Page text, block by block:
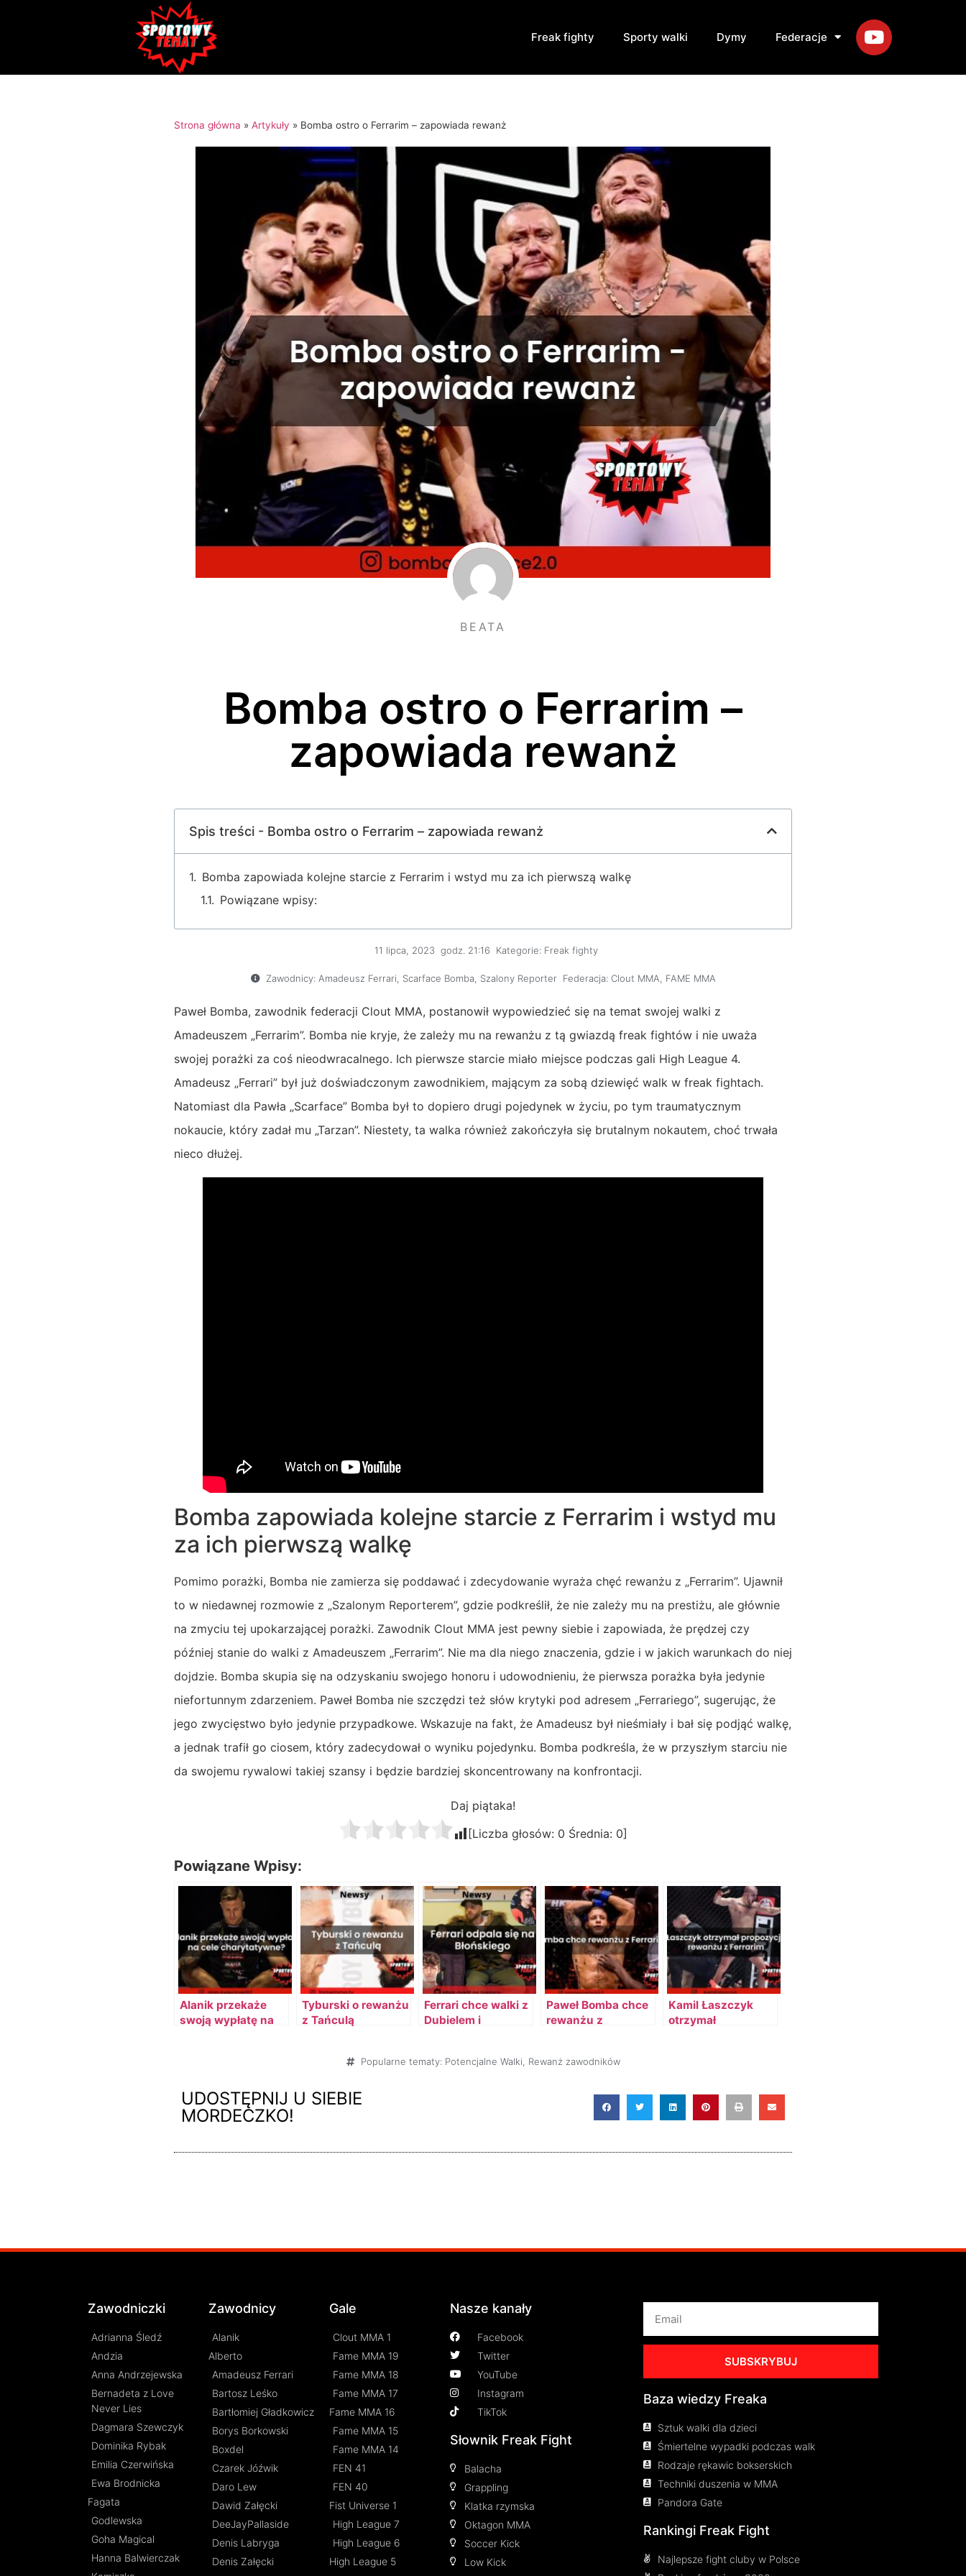
Freak fighty Sporty walki Dymy Federacje
Strona główna » Artykuły » Bomba ostro o Ferrarim – zapowiada rewanż
BEATA
Bomba ostro o Ferrarim –
zapowiada rewanż
Spis treści - Bomba ostro o Ferrarim – zapowiada rewanż
Bomba zapowiada kolejne starcie z Ferrarim i wstyd mu za ich pierwszą walkę
Powiązane wpisy:
11 lipca, 2023 godz. 21:16 Kategorie: Freak fighty
Zawodnicy: Amadeusz Ferrari Scarface Bomba, Szalony Reporter Federacja: Clout MMA FAME MMA
Paweł Bomba, zawodnik federacji Clout MMA, postanowił wypowiedzieć się na temat swojej walki z
Amadeuszem „Ferrarim”. Bomba nie kryje, że zależy mu na rewanżu z tą gwiazdą freak fightów i nie uważa
swojej porażki za coś nieodwracalnego. Ich pierwsze starcie miało miejsce podczas gali High League 4.
Amadeusz „Ferrari” był już doświadczonym zawodnikiem, mającym za sobą dziewięć walk w freak fightach.
Natomiast dla Pawła „Scarface” Bomba był to dopiero drugi pojedynek w życiu, po tym traumatycznym
nokaucie, który zadał mu „Tarzan”. Niestety, ta walka również zakończyła się brutalnym nokautem, choć trwała
nieco dłużej.
Bomba zapowiada kolejne starcie z Ferrarim i wstyd mu
za ich pierwszą walkę
Pomimo porażki, Bomba nie zamierza się poddawać i zdecydowanie wyraża chęć rewanżu z „Ferrarim”. Ujawnił
to w niedawnej rozmowie z „Szalonym Reporterem”, gdzie podkreślił, że nie zależy mu na prestiżu, ale głównie
na zmyciu tej upokarzającej porażki. Zawodnik Clout MMA jest pewny siebie i zapowiada, że prędzej czy
później stanie do walki z Amadeuszem „Ferrarim”. Nie ma dla niego znaczenia, gdzie i w jakich warunkach do niej
dojdzie. Bomba skupia się na odzyskaniu swojego honoru i udowodnieniu, że pierwsza porażka była jedynie
niefortunnym zdarzeniem. Paweł Bomba nie szczędzi też słów krytyki pod adresem „Ferrariego”, sugerując, że
jego zwycięstwo było jedynie przypadkowe. Wskazuje na fakt, że Amadeusz był nieśmiały i bał się podjąć walkę,
a jednak trafił go ciosem, który zadecydował o wyniku pojedynku. Bomba podkreśla, że w przyszłym starciu nie
da swojemu rywalowi takiej szansy i będzie bardziej skoncentrowany na konfrontacji.
Daj piątaka!
[Liczba głosów: 0 Średnia: 0]
Powiązane Wpisy:
Alanik przekaże
swoją wypłatę na
Tyburski o rewanżu
z Tańculą
Ferrari chce walki z
Dubielem i
Paweł Bomba chce
rewanżu z
Kamil Łaszczyk
otrzymał
Popularne tematy: Potencjalne Walki Rewanż zawodników
UDOSTĘPNIJ U SIEBIE
MORDECZKO!
Zawodniczki
Adrianna Śledź
Andzia
Anna Andrzejewska
Bernadeta z Love
Never Lies
Dagmara Szewczyk
Dominika Rybak
Emilia Czerwińska
Ewa Brodnicka
Fagata
Godlewska
Goha Magical
Hanna Balwierczak
Zawodnicy
Alanik
Alberto
Amadeusz Ferrari
Bartosz Leśko
Bartłomiej Gładkowicz
Borys Borkowski
Boxdel
Czarek Jóźwik
Daro Lew
Dawid Załęcki
DeeJayPallaside
Denis Labryga
Denis Załęcki
Gale
Clout MMA 1
Fame MMA 19
Fame MMA 18
Fame MMA 17
Fame MMA 16
Fame MMA 15
Fame MMA 14
FEN 41
FEN 40
Fist Universe 1
High League 7
High League 6
High League 5
Nasze kanały
Facebook
Twitter
YouTube
Instagram
TikTok
Słownik Freak Fight
Balacha
Grappling
Klatka rzymska
Oktagon MMA
Soccer Kick
Low Kick
SUBSKRYBUJ
Baza wiedzy Freaka
Sztuk walki dla dzieci
Śmiertelne wypadki podczas walk
Rodzaje rękawic bokserskich
Techniki duszenia w MMA
Pandora Gate
Rankingi Freak Fight
Najlepsze fight cluby w Polsce